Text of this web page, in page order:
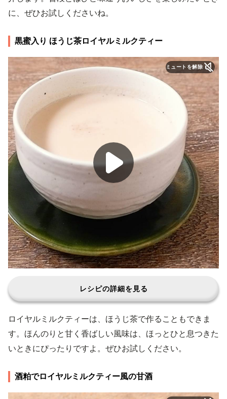
に、ぜひお試しくださいね。
黒蜜入り ほうじ茶ロイヤルミルクティー
ミュートを解除
レシピの詳細を見る
ロイヤルミルクティーは、ほうじ茶で作ることもできま
す。ほんのりと甘く香ばしい風味は、ほっとひと息つきた
いときにぴったりですよ。ぜひお試しください。
酒粕でロイヤルミルクティー風の甘酒